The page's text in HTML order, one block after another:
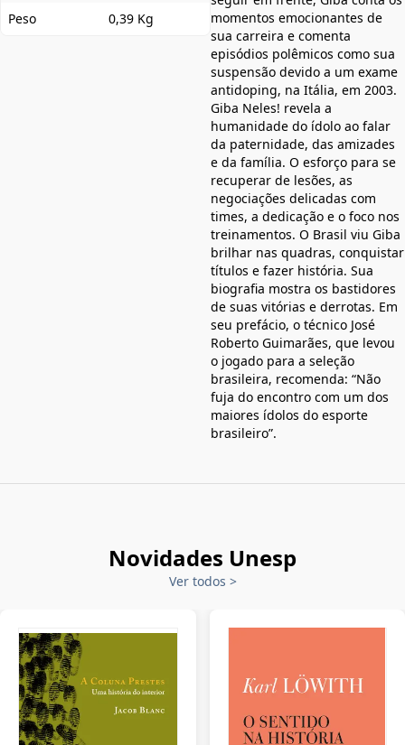
Peso 0,39 Kg
momentos emocionantes de
sua carreira e comenta
episódios polêmicos como sua
suspensão devido a um exame
antidoping, na Itália, em 2003.
Giba Neles! revela a
humanidade do ídolo ao falar
da paternidade, das amizades
e da família. O esforço para se
recuperar de lesões, as
negociações delicadas com
times, a dedicação e o foco nos
treinamentos. O Brasil viu Giba
brilhar nas quadras, conquistar
títulos e fazer história. Sua
biografia mostra os bastidores
de suas vitórias e derrotas. Em
seu prefácio, o técnico José
Roberto Guimarães, que levou
o jogado para a seleção
brasileira, recomenda: “Não
fuja do encontro com um dos
maiores ídolos do esporte
brasileiro”.
Novidades Unesp
Ver todos >